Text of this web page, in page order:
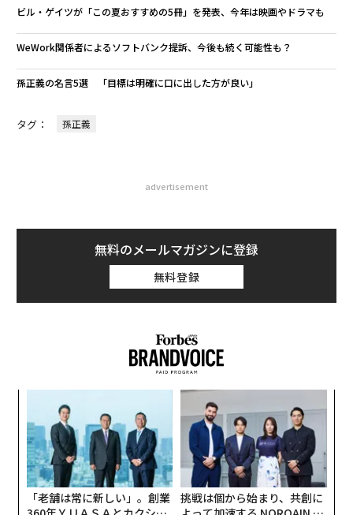
ビル・ゲイツが「この夏おすすめの5冊」を発表、今年は映画やドラマも
WeWork関係者によるソフトバンク提訴、今後も続く可能性も？
孫正義の名言5選 「目標は明確に口に出した方が良い」
タグ： 孫正義
advertisement
無料のメールマガジンに登録
無料登録
「老舗は常に新しい」。創業
挑戦は個から始まり、共創に